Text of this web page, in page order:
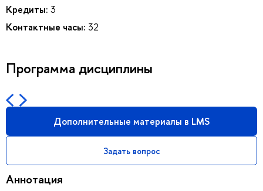
Кредиты: 3
Контактные часы: 32
Программа дисциплины
Дополнительные материалы в LMS
Задать вопрос
Аннотация